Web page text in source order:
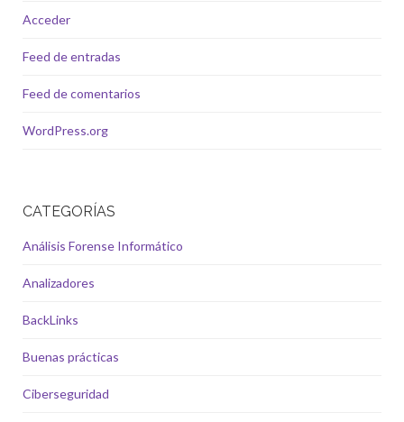
Acceder
Feed de entradas
Feed de comentarios
WordPress.org
CATEGORÍAS
Análisis Forense Informático
Analizadores
BackLinks
Buenas prácticas
Ciberseguridad